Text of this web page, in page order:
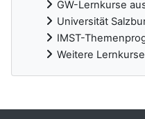
GW-Lernkurse
Universität
IMST-
Weitere Lernkurse
Ergänzungsblöcke